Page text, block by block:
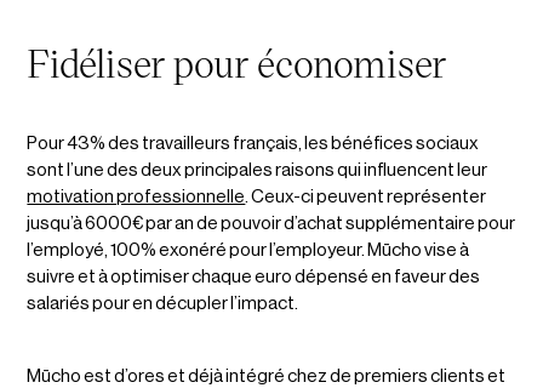
Fidéliser pour économiser
Pour 43% des travailleurs français, les bénéfices sociaux
sont l’une des deux principales raisons qui influencent leur
motivation professionnelle. Ceux-ci peuvent représenter
jusqu’à 6000€ par an de pouvoir d’achat supplémentaire pour
l’employé, 100% exonéré pour l’employeur. Mūcho vise à
suivre et à optimiser chaque euro dépensé en faveur des
salariés pour en décupler l’impact.
Mūcho est d’ores et déjà intégré chez de premiers clients et